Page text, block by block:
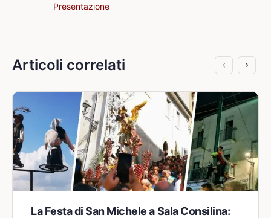
Presentazione
Articoli correlati
La Festa di San Michele a Sala Consilina: